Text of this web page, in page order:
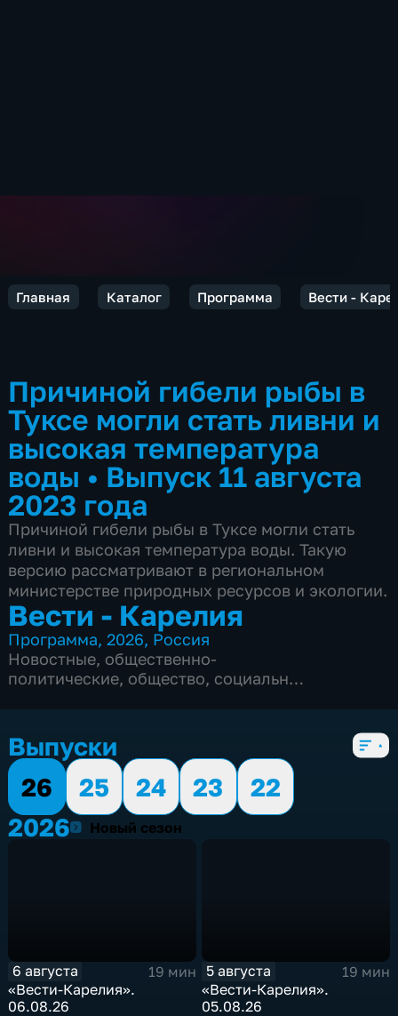
Главная Каталог Программа Вести -
Причиной гибели рыбы в
Туксе могли стать ливни и
высокая температура
воды • Выпуск 11 августа
2023 года
Причиной гибели рыбы в Туксе могли стать
ливни и высокая температура воды. Такую
версию рассматривают в региональном
министерстве природных ресурсов и экологии.
Вести - Карелия
Программа,2026, Россия
Новостные, общественно-
политические, общество, социально-
Выпуски
26
25 24 23
22
20262026 Новый сезон
6 августа
19 мин
«Вести-Карелия».
06.08.26
5 августа
19 мин
«Вести-Карелия».
05.08.26